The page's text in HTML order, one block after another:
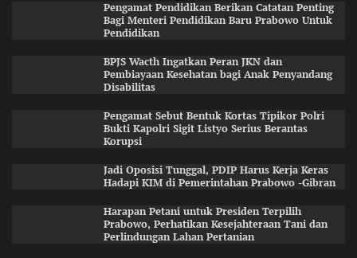
Pengamat Pendidikan Berikan Catatan Penting
Bagi Menteri Pendidikan Baru Prabowo Untuk
Pendidikan
BPJS Wacth Ingatkan Peran JKN dan
Pembiayaan Kesehatan bagi Anak Penyandang
Disabilitas
Pengamat Sebut Bentuk Kortas Tipikor Polri
Bukti Kapolri Sigit Listyo Serius Berantas
Korupsi
Jadi Oposisi Tunggal, PDIP Harus Kerja Keras
Hadapi KIM di Pemerintahan Prabowo -Gibran
Harapan Petani untuk Presiden Terpilih
Prabowo, Perhatikan Kesejahteraan Tani dan
Perlindungan Lahan Pertanian